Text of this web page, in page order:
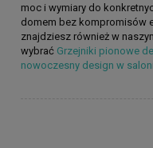
moc i wymiary do
domem bez kompromisów
znajdziesz również w
wybrać Grzejniki pionowe
nowoczesny design w